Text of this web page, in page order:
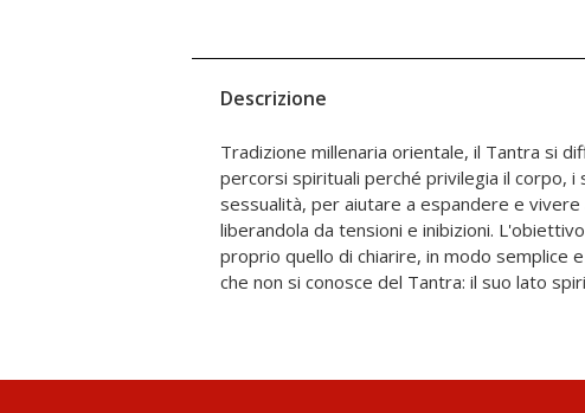
Descrizione
Tradizione millenaria orientale, il Tantra si
percorsi spirituali perché privilegia il corpo, i
sessualità, per aiutare a espandere e vivere
liberandola da tensioni e inibizioni.
proprio quello di chiarire, in modo semplice
che non si conosce del Tantra: il suo lato
una pratica particolarmente adatta agli
bisogni umani essenziali: amore,
armonia, equilibrio, ispirazione, rilassamento,
emotivo, appagamento sessuale e
rituali, tecniche di respirazione e di yoga